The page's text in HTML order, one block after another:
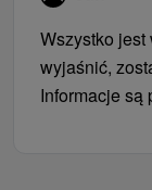
Wszystko jest
wyjaśnić,
Informacje są